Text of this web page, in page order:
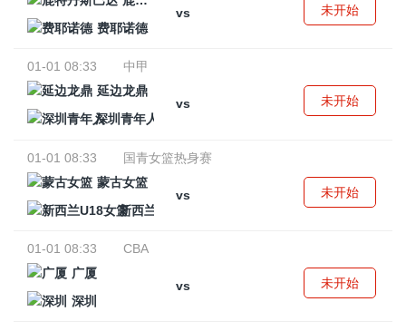
vs
费耶诺德
未开始
01-01 08:33
中甲
延边龙鼎
vs
深圳青年人
未开始
01-01 08:33
国青女篮热身赛
蒙古女篮
vs
新西兰U18女篮
未开始
01-01 08:33
CBA
广厦
vs
深圳
未开始